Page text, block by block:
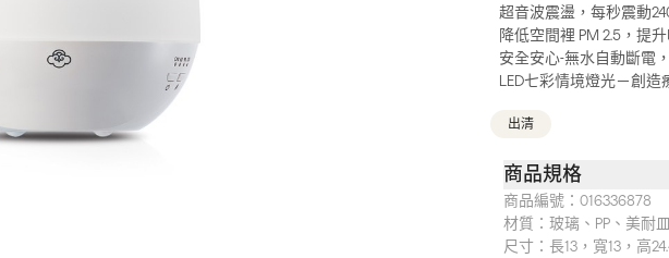
超音波震盪，每秒震動
降低空間裡 PM 2.5，提
安全安心-無水自動斷電
LED七彩情境燈光－創
出清
商品規格
商品編號： 016336878
材質： 玻璃、PP、美耐皿
尺寸： 長13，寬13，高